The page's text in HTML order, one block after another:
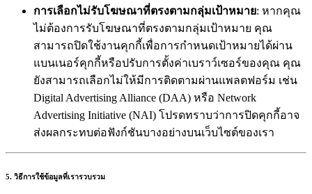
การเลือกไม่รับโฆษณาที่ตรงตามกลุ่มเป้าหมาย: หากคุณ
ไม่ต้องการรับโฆษณาที่ตรงตามกลุ่มเป้าหมาย คุณ
สามารถปิดใช้งานคุกกี้เพื่อการกำหนดเป้าหมายได้ผ่าน
แบนเนอร์คุกกี้หรือปรับการตั้งค่าเบราว์เซอร์ของคุณ คุณ
ยังสามารถเลือกไม่ให้มีการติดตามผ่านแพลตฟอร์ม เช่น
Digital Advertising Alliance (DAA) หรือ Network
Advertising Initiative (NAI) โปรดทราบว่าการปิดคุกกี้อาจ
ส่งผลกระทบต่อฟังก์ชันบางอย่างบนเว็บไซต์ของเรา
5. วิธีการใช้ข้อมูลที่เรารวบรวม